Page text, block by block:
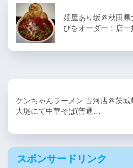
麺屋あり坂＠秋田
びをオーダー！店
ケンちゃんラーメン 古河店＠茨城
大堤にて中華そば(普通…
スポンサードリンク